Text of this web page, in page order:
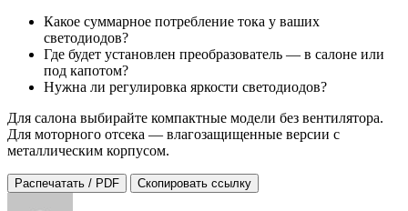
Какое суммарное потребление тока у ваших
светодиодов?
Где будет установлен преобразователь — в салоне или
под капотом?
Нужна ли регулировка яркости светодиодов?
Для салона выбирайте компактные модели без вентилятора.
Для моторного отсека — влагозащищенные версии с
металлическим корпусом.
Распечатать / PDF Скопировать ссылку